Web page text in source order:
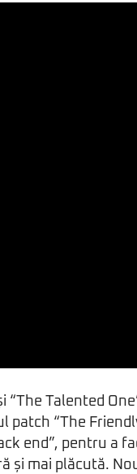
“The Talented
patch “The
end”, pentru a
și mai plăcută.